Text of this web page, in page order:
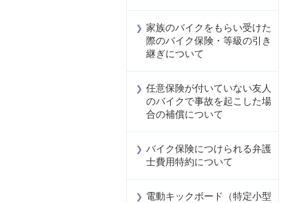
家族のバイクをもらい受けた
際のバイク保険・等級の引き
継ぎについて
任意保険が付いていない友人
のバイクで事故を起こした場
合の補償について
バイク保険につけられる弁護
士費用特約について
電動キックボード（特定小型